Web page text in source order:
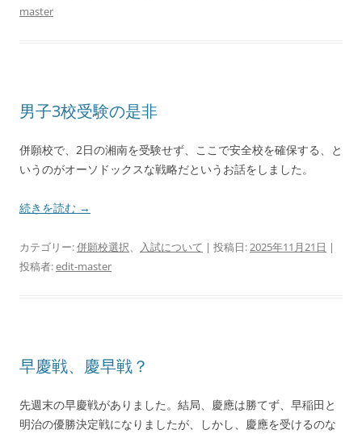
master
男子3校受験の是非
併願校で、2日の湘南を受験せず、ここで安全校を確保する、と
いうのがオーソドックスな戦略だというお話をしました。
続きを読む →
カテゴリー:併願校選択、 入試について | 投稿日:2025年11月21日 |
投稿者:edit-master
早慶戦、慶早戦？
先週末の早慶戦がありました。結局、慶應は勝てず、早稲田と
明治の優勝決定戦になりましたが、しかし、慶應を受けるのな